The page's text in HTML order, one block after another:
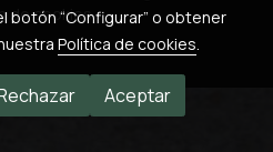
de cookies
botón “Configurar” o obtener
Política de cookies.
Aceptar